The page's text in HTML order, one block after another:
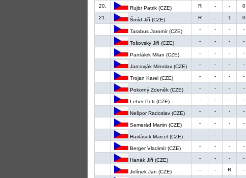
20. Rujbr Patrik (CZE) R - - 0
21. Šmíd Jiří (CZE) R - 1 0
Tarabus Jaromír (CZE) - - - -
Tošovský Jiří (CZE) - - - -
Pantálek Milan (CZE) - - - -
Jarcovják Miroslav (CZE) - - - -
Trojan Karel (CZE) - - - -
Pokorný Zdeněk (CZE) - - - -
Leher Petr (CZE) - - - -
Nešpor Radoslav (CZE) - - - -
Semerád Martin (CZE) - - - -
Havlásek Marcel (CZE) - - - -
Berger Vladimír (CZE) - - - -
Hanák Jiří (CZE) - - - -
Jelínek Jan (CZE) - - R -